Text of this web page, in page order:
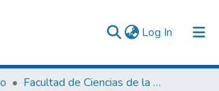
Log In (current)
Facultad de Ciencias de la Salud